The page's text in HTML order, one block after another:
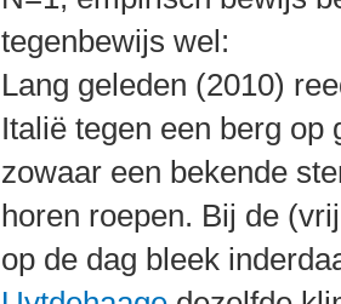
tegenbewijs wel:
Lang geleden (2010)
Italië tegen een berg
zowaar een bekende
horen roepen. Bij de
op de dag bleek